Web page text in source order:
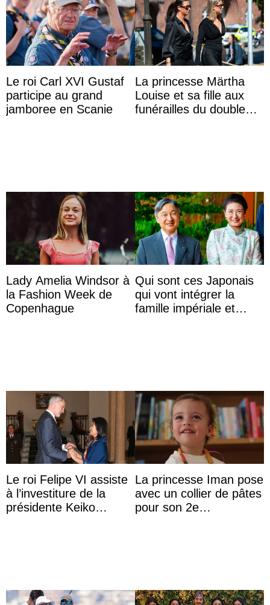
Le roi Carl XVI Gustaf
participe au grand
jamboree en Scanie
La princesse Märtha
Louise et sa fille aux
funérailles du double
Lady Amelia Windsor à
la Fashion Week de
Copenhague
Qui sont ces Japonais
qui vont intégrer la
famille impériale et
Le roi Felipe VI assiste
à l’investiture de la
présidente Keiko
La princesse Iman pose
avec un collier de pâtes
pour son 2e